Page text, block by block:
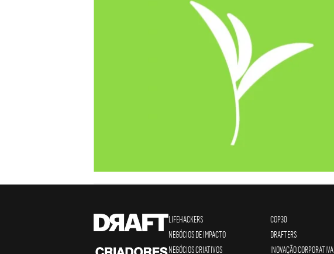
LIFEHACKERS
NEGÓCIOS DE IMPACTO
NEGÓCIOS CRIATIVOS
COP30
DRAFTERS
INOVAÇÃO CORPORATIVA